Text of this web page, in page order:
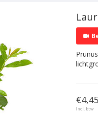
Incl. btw